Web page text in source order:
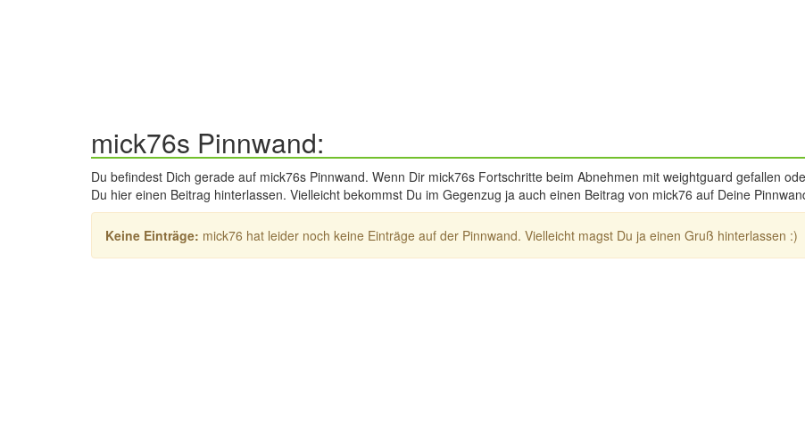
mick76s Pinnwand:
Du befindest Dich gerade auf mick76s Pinnwand. Wenn Dir mick76s Fortschritte beim Abnehmen mit weightguard gefallen
Du hier einen Beitrag hinterlassen. Vielleicht bekommst Du im Gegenzug ja auch einen Beitrag von mick76 auf Deine
Keine Einträge: mick76 hat leider noch keine Einträge auf der Pinnwand. Vielleicht magst Du ja einen Gruß hinterlassen :)